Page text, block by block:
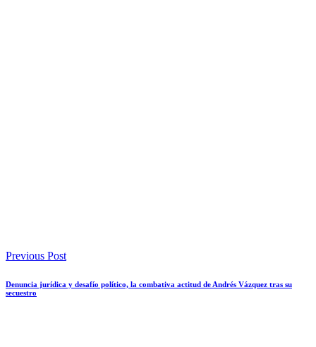
Previous Post
Denuncia jurídica y desafío político, la combativa actitud de Andrés Vázquez tras su
secuestro